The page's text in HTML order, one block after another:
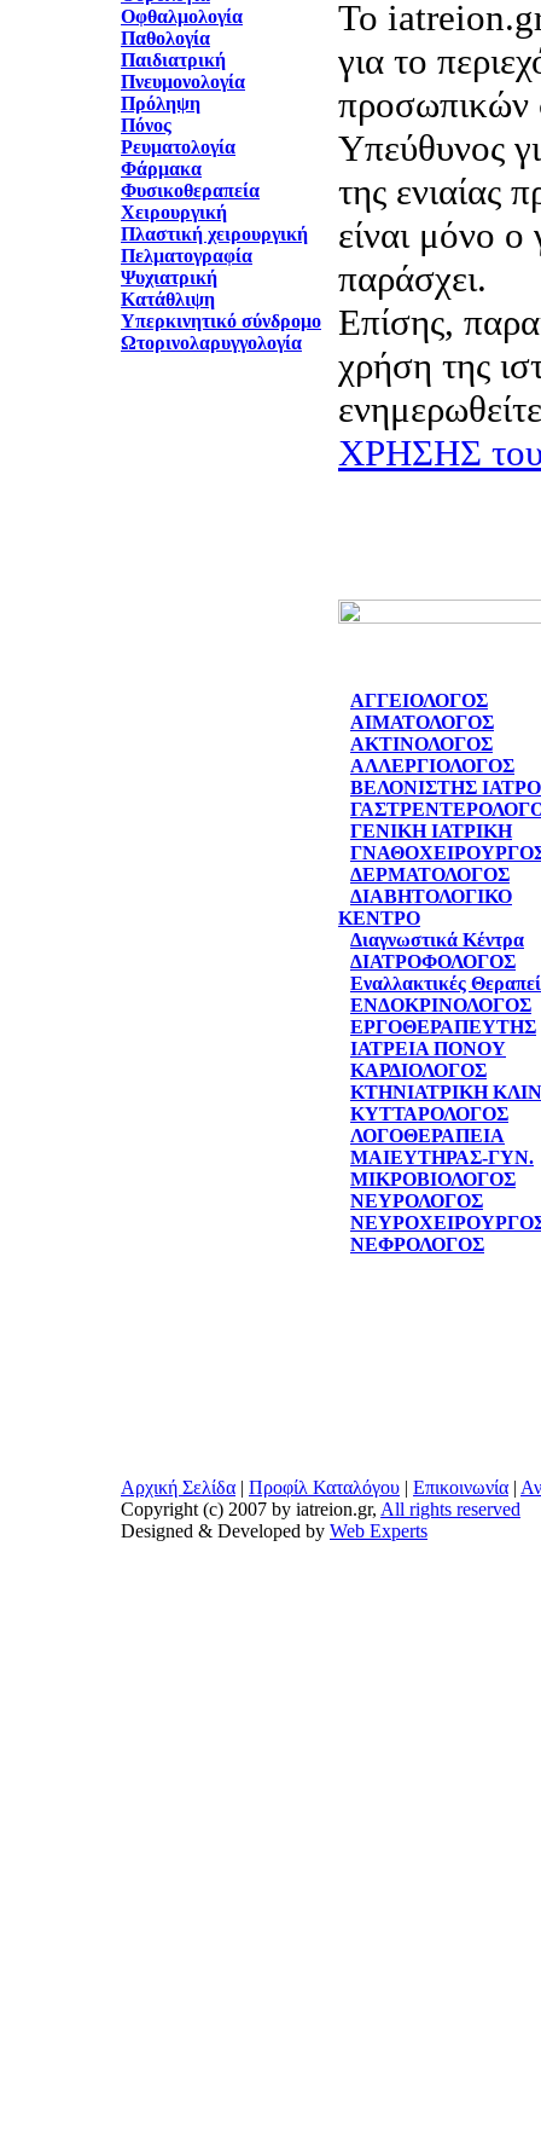
Οφθαλμολογία
Παθολογία
Παιδιατρική
Πνευμονολογία
Πρόληψη
Πόνος
Ρευματολογία
Φάρμακα
Φυσικοθεραπεία
Χειρουργική
Πλαστική χειρουργική
Πελματογραφία
Ψυχιατρική
Κατάθλιψη
Υπερκινητικό σύνδρομο
Ωτορινολαρυγγολογία
Το iatreion.gr
για το
προσωπικών
Υπεύθυνος
της ενιαίας
είναι μόνο ο
παράσχει.
Επίσης,
χρήση της
ΧΡΗΣΗΣ
ΑΓΓΕΙΟΛΟΓΟΣ
ΑΙΜΑΤΟΛΟΓΟΣ
ΑΚΤΙΝΟΛΟΓΟΣ
ΑΛΛΕΡΓΙΟΛΟΓΟΣ
ΒΕΛΟΝΙΣΤΗΣ
ΓΕΝΙΚΗ ΙΑΤΡΙΚΗ
ΔΕΡΜΑΤΟΛΟΓΟΣ
ΔΙΑΒΗΤΟΛΟΓΙΚΟ
ΚΕΝΤΡΟ
Διαγνωστικά Κέντρα
ΔΙΑΤΡΟΦΟΛΟΓΟΣ
Εναλλακτικές
ΕΝΔΟΚΡΙΝΟΛΟΓΟΣ
ΕΡΓΟΘΕΡΑΠΕΥΤΗΣ
ΙΑΤΡΕΙΑ ΠΟΝΟΥ
ΚΑΡΔΙΟΛΟΓΟΣ
ΚΤΗΝΙΑΤΡΙΚΗ
ΚΥΤΤΑΡΟΛΟΓΟΣ
ΛΟΓΟΘΕΡΑΠΕΙΑ
ΜΑΙΕΥΤΗΡΑΣ-ΓΥΝ.
ΜΙΚΡΟΒΙΟΛΟΓΟΣ
ΝΕΥΡΟΛΟΓΟΣ
ΝΕΦΡΟΛΟΓΟΣ
Αρχική Σελίδα | Προφίλ Καταλόγου | Επικοινωνία |
Copyright (c) 2007 by iatreion.gr, All rights reserved
Designed & Developed by Web Experts